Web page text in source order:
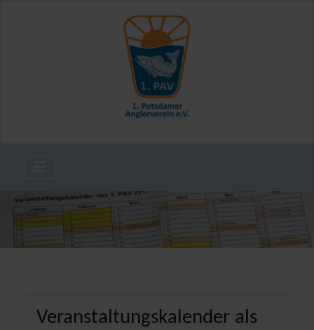
Veranstaltungskalender als